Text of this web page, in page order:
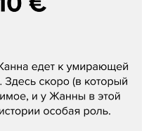
«Белая дама»